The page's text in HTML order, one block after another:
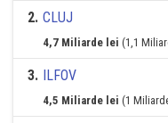
2. CLUJ
4,7 Miliarde lei (1,1
3. ILFOV
4,5 Miliarde lei (1